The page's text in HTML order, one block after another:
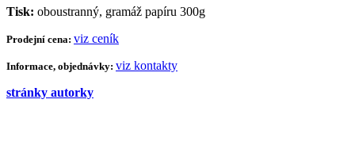
Tisk: oboustranný, gramáž papíru 300g
Prodejní cena: viz ceník
Informace, objednávky: viz kontakty
stránky autorky